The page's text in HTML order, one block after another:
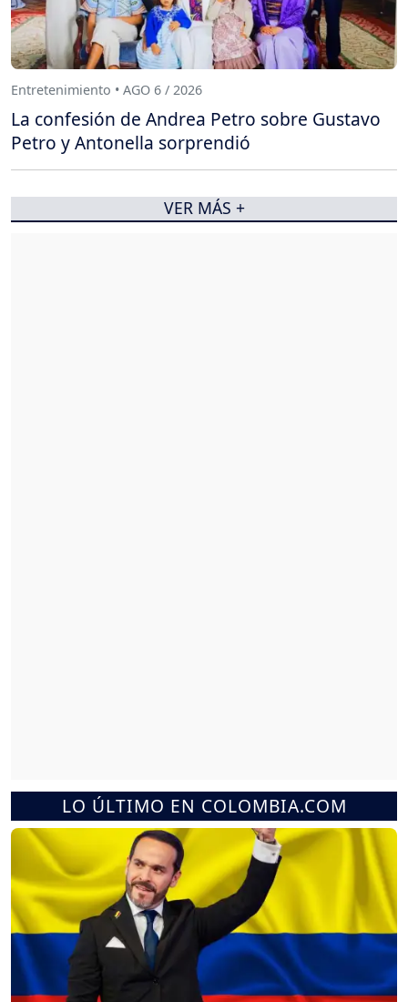
LO ÚLTIMO EN COLOMBIA.COM
Entretenimiento • AGO 6 / 2026
La confesión de Andrea Petro sobre Gustavo
Petro y Antonella sorprendió
VER MÁS +